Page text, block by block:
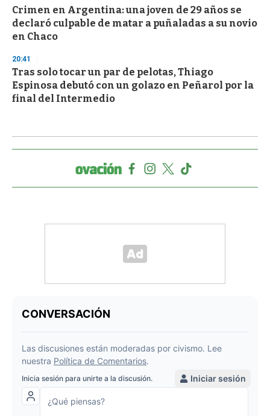
Crimen en Argentina: una joven de 29 años se
declaró culpable de matar a puñaladas a su novio
en Chaco
20:41
Tras solo tocar un par de pelotas, Thiago
Espinosa debutó con un golazo en Peñarol por la
final del Intermedio